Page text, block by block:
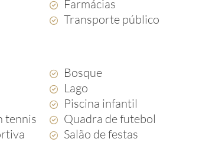
Farmácias
Transporte público
Bosque
Lago
Piscina infantil
tennis
Quadra de futebol
Salão de festas